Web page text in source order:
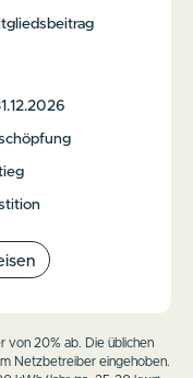
von 20% ab. Die üblichen
Netzbetreiber eingehoben.